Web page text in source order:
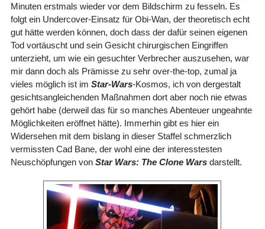
Minuten erstmals wieder vor dem Bildschirm zu fesseln. Es
folgt ein Undercover-Einsatz für Obi-Wan, der theoretisch echt
gut hätte werden können, doch dass der dafür seinen eigenen
Tod vortäuscht und sein Gesicht chirurgischen Eingriffen
unterzieht, um wie ein gesuchter Verbrecher auszusehen, war
mir dann doch als Prämisse zu sehr over-the-top, zumal ja
vieles möglich ist im Star-Wars-Kosmos, ich von dergestalt
gesichtsangleichenden Maßnahmen dort aber noch nie etwas
gehört habe (derweil das für so manches Abenteuer ungeahnte
Möglichkeiten eröffnet hätte). Immerhin gibt es hier ein
Widersehen mit dem bislang in dieser Staffel schmerzlich
vermissten Cad Bane, der wohl eine der interesstesten
Neuschöpfungen von Star Wars: The Clone Warsdarstellt.